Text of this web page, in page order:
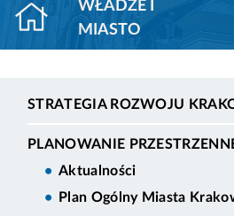
WŁADZE I
MIASTO
STRATEGIA ROZWOJU
PLANOWANIE
Aktualności
Plan Ogólny Miasta